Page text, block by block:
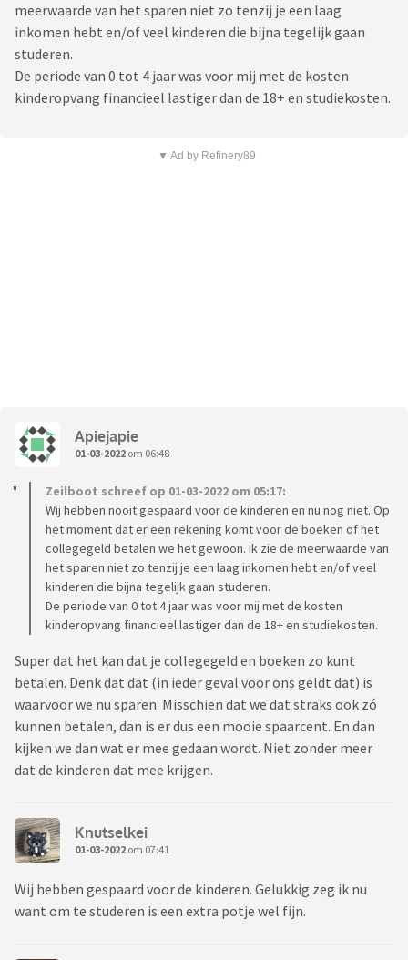
meerwaarde van het sparen niet zo tenzij je een laag
inkomen hebt en/of veel kinderen die bijna tegelijk gaan
studeren.
De periode van 0 tot 4 jaar was voor mij met de kosten
kinderopvang financieel lastiger dan de 18+ en studiekosten.
▼ Ad by Refinery89
Apiejapie
01-03-2022 om 06:48
Zeilboot schreef op 01-03-2022 om 05:17:
Wij hebben nooit gespaard voor de kinderen en nu nog niet. Op
het moment dat er een rekening komt voor de boeken of het
collegegeld betalen we het gewoon. Ik zie de meerwaarde van
het sparen niet zo tenzij je een laag inkomen hebt en/of veel
kinderen die bijna tegelijk gaan studeren.
De periode van 0 tot 4 jaar was voor mij met de kosten
kinderopvang financieel lastiger dan de 18+ en studiekosten.
Super dat het kan dat je collegegeld en boeken zo kunt
betalen. Denk dat dat (in ieder geval voor ons geldt dat) is
waarvoor we nu sparen. Misschien dat we dat straks ook zó
kunnen betalen, dan is er dus een mooie spaarcent. En dan
kijken we dan wat er mee gedaan wordt. Niet zonder meer
dat de kinderen dat mee krijgen.
Knutselkei
01-03-2022 om 07:41
Wij hebben gespaard voor de kinderen. Gelukkig zeg ik nu
want om te studeren is een extra potje wel fijn.